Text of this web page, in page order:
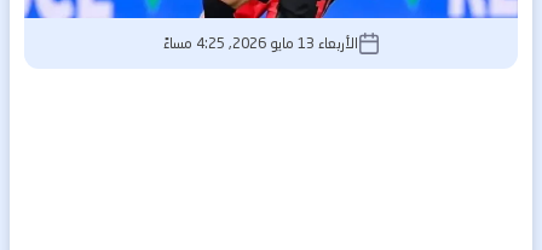
الأربعاء 13 مايو 2026, 4:25 مساءً